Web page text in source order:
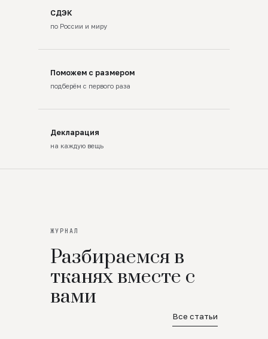
СДЭК
по России и миру
Поможем с размером
подберём с первого раза
Декларация
на каждую вещь
ЖУРНАЛ
Разбираемся в
тканях вместе с
вами
Все статьи